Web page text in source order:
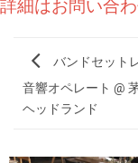
詳細はお問い合わ
バンドセット
音響オペレート @
ヘッドランド